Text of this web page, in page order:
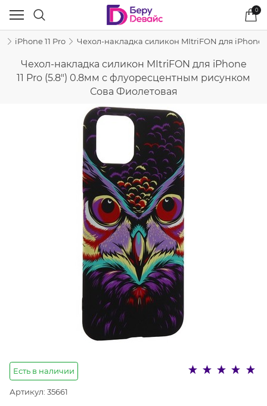
0
iPhone 11 Pro Чехол-накладка силикон MItriFON для iPhone
Чехол-накладка силикон MItriFON для iPhone
11 Pro (5.8") 0.8мм с флуоресцентным рисунком
Сова Фиолетовая
Есть в наличии
Артикул: 35661